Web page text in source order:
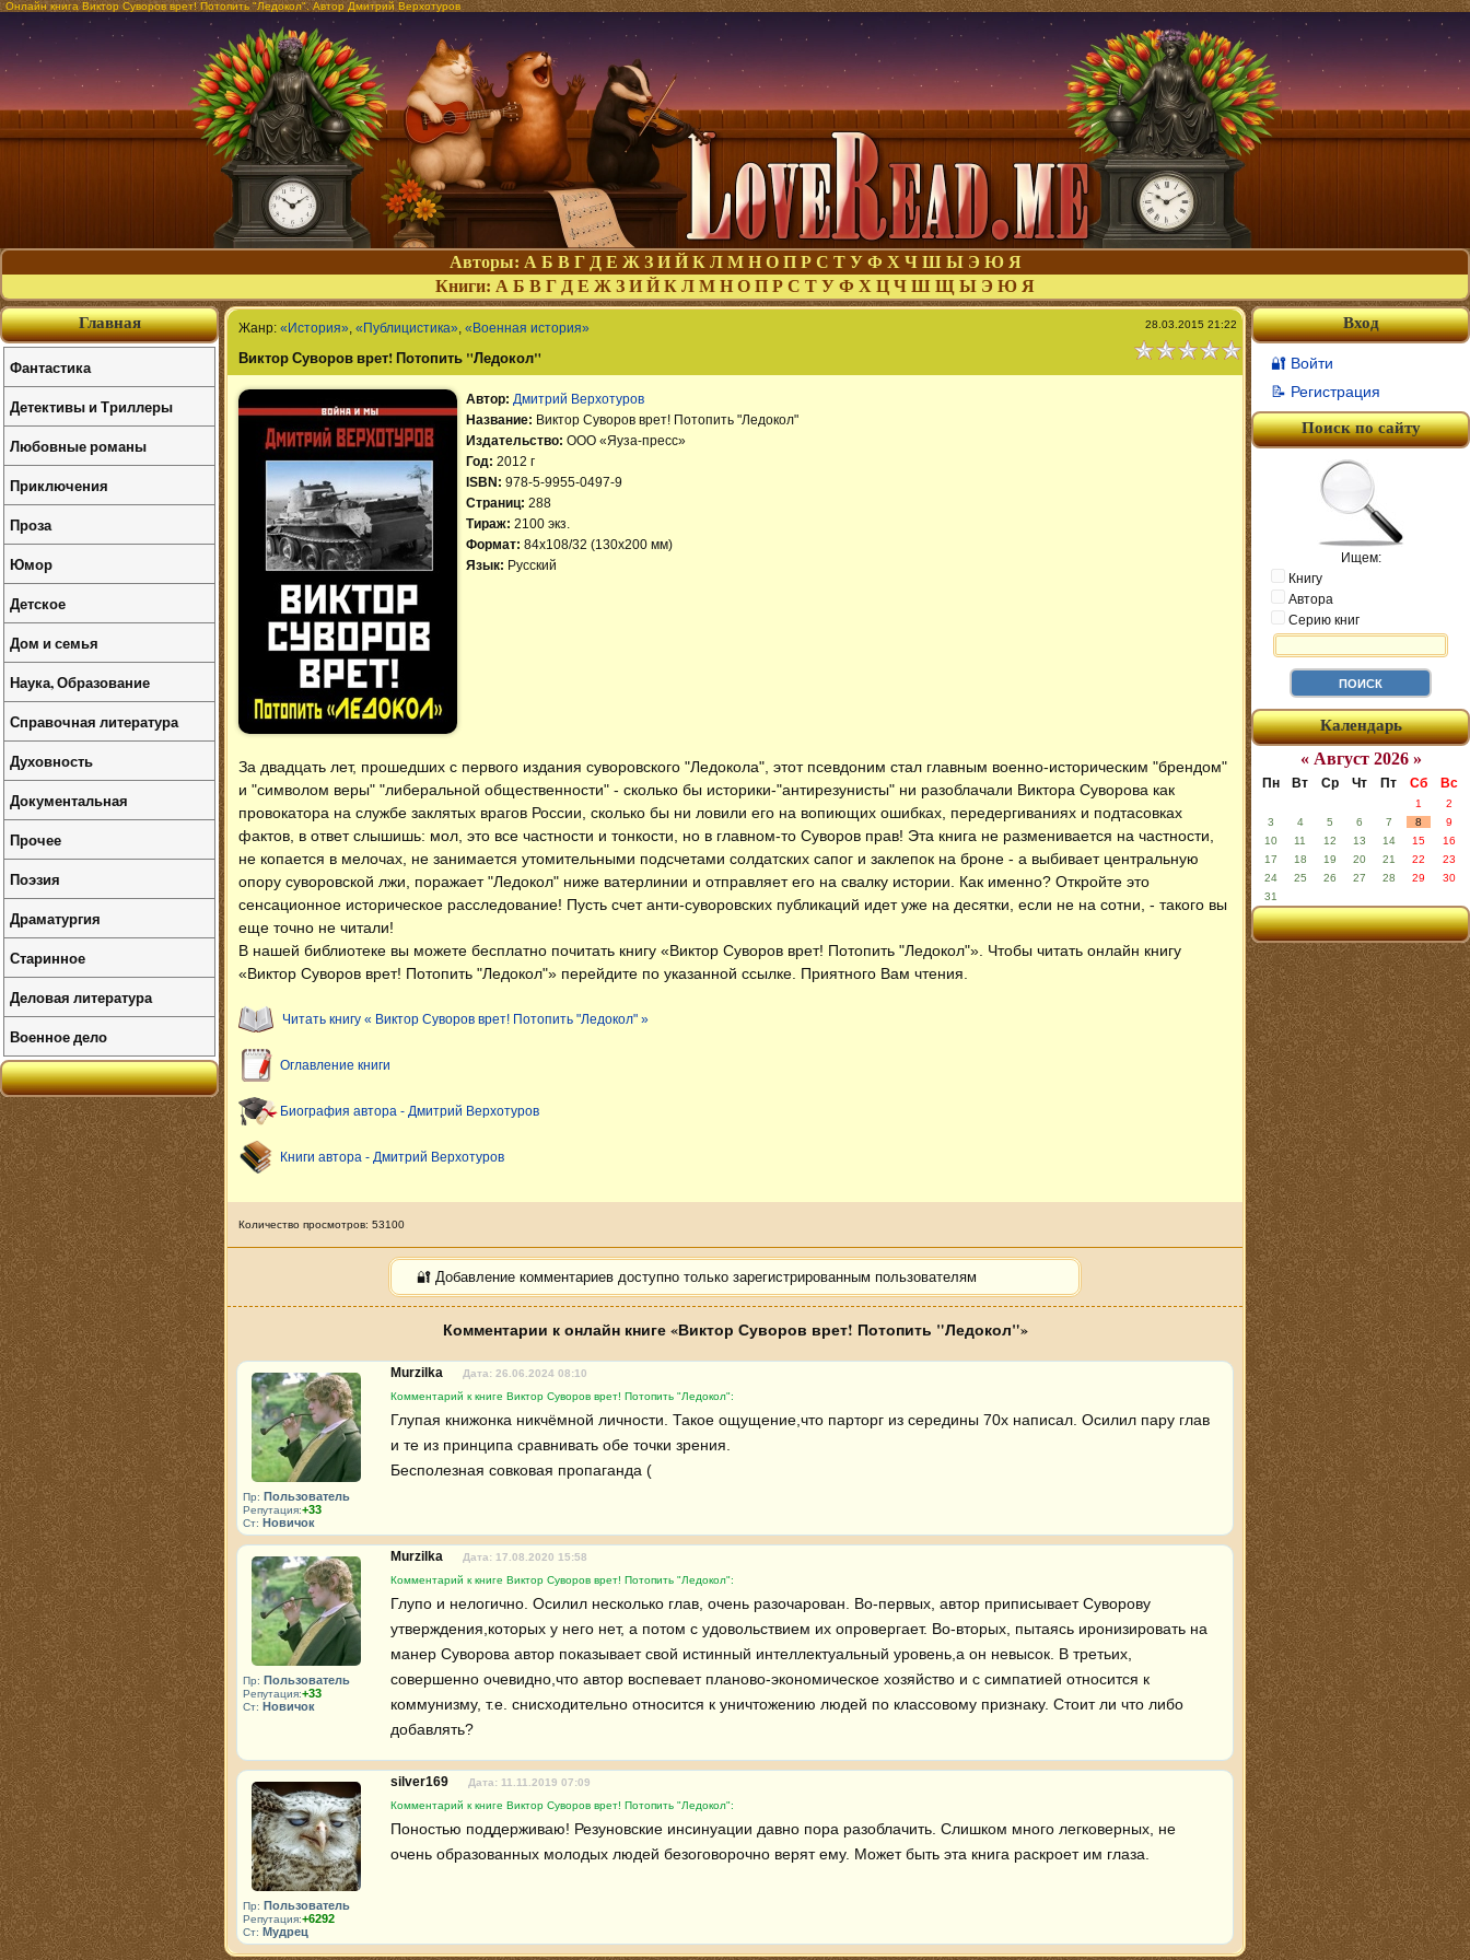
Онлайн книга Виктор Суворов врет! Потопить "Ледокол". Автор Дмитрий Верхотуров
Авторы: А Б В Г Д Е Ж З И Й К Л М Н О П Р С Т У Ф Х Ч Ш Ы Э Ю Я
Книги: А Б В Г Д Е Ж З И Й К Л М Н О П Р С Т У Ф Х Ц Ч Ш Щ Ы Э Ю Я
Жанр: «История», «Публицистика», «Военная история»
Виктор Суворов врет! Потопить "Ледокол"
28.03.2015 21:22
Автор: Дмитрий Верхотуров
Название: Виктор Суворов врет! Потопить "Ледокол"
Издательство: ООО «Яуза-пресс»
Год: 2012 г
ISBN: 978-5-9955-0497-9
Страниц: 288
Тираж: 2100 экз.
Формат: 84x108/32 (130х200 мм)
Язык: Русский
За двадцать лет, прошедших с первого издания суворовского "Ледокола", этот псевдоним стал главным военно-историческим "брендом"
и "символом веры" "либеральной общественности" - сколько бы историки-"антирезунисты" ни разоблачали Виктора Суворова как
провокатора на службе заклятых врагов России, сколько бы ни ловили его на вопиющих ошибках, передергиваниях и подтасовках
фактов, в ответ слышишь: мол, это все частности и тонкости, но в главном-то Суворов прав! Эта книга не разменивается на частности,
не копается в мелочах, не занимается утомительными подсчетами солдатских сапог и заклепок на броне - а выбивает центральную
опору суворовской лжи, поражает "Ледокол" ниже ватерлинии и отправляет его на свалку истории. Как именно? Откройте это
сенсационное историческое расследование! Пусть счет анти-суворовских публикаций идет уже на десятки, если не на сотни, - такого вы
еще точно не читали!
В нашей библиотеке вы можете бесплатно почитать книгу «Виктор Суворов врет! Потопить "Ледокол"» . Чтобы читать онлайн книгу
«Виктор Суворов врет! Потопить "Ледокол"» перейдите по указанной ссылке. Приятного Вам чтения.
Читать книгу « Виктор Суворов врет! Потопить "Ледокол" »
Оглавление книги
Биография автора - Дмитрий Верхотуров
Книги автора - Дмитрий Верхотуров
Количество просмотров: 53100
🔐 Добавление комментариев доступно только зарегистрированным пользователям
Комментарии к онлайн книге «Виктор Суворов врет! Потопить "Ледокол"»
Пр: Пользователь
Репутация:+33
Ст: Новичок
Murzilka
Дата: 26.06.2024 08:10
Комментарий к книге Виктор Суворов врет! Потопить "Ледокол":
Глупая книжонка никчёмной личности. Такое ощущение,что парторг из середины 70х написал. Осилил пару глав
и те из принципа сравнивать обе точки зрения.
Бесполезная совковая пропаганда (
Пр: Пользователь
Репутация:+33
Ст: Новичок
Murzilka
Дата: 17.08.2020 15:58
Комментарий к книге Виктор Суворов врет! Потопить "Ледокол":
Глупо и нелогично. Осилил несколько глав, очень разочарован. Во-первых, автор приписывает Суворову
утверждения,которых у него нет, а потом с удовольствием их опровергает. Во-вторых, пытаясь иронизировать на
манер Суворова автор показывает свой истинный интеллектуальный уровень,а он невысок. В третьих,
совершенно очевидно,что автор воспевает планово-экономическое хозяйство и с симпатией относится к
коммунизму, т.е. снисходительно относится к уничтожению людей по классовому признаку. Стоит ли что либо
добавлять?
Пр: Пользователь
Репутация:+6292
Ст: Мудрец
silver169
Дата: 11.11.2019 07:09
Комментарий к книге Виктор Суворов врет! Потопить "Ледокол":
Поностью поддерживаю! Резуновские инсинуации давно пора разоблачить. Слишком много легковерных, не
очень образованных молодых людей безоговорочно верят ему. Может быть эта книга раскроет им глаза.
Вход
🔐 Войти
📝 Регистрация
Поиск по сайту
Ищем:
Книгу
Автора
Серию книг
Календарь
« Август 2026 »
Пн Вт Ср Чт Пт Сб Вс
1
2
3
4 5 6 7 8
9
10
11 12 13 14 15
16
17
18 19 20 21 22
23
24
25 26 27 28 29
30
31
Главная
Фантастика
Детективы и Триллеры
Любовные романы
Приключения
Проза
Юмор
Детское
Дом и семья
Наука, Образование
Справочная литература
Духовность
Документальная
Прочее
Поэзия
Драматургия
Старинное
Деловая литература
Военное дело